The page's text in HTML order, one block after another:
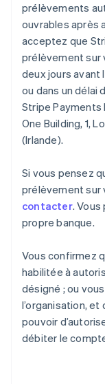
prélèvements
ouvrables après
acceptez que
prélèvement sur
deux jours avant
ou dans un délai
Stripe Payments
One Building, 1,
(Irlande).
Si vous pensez
prélèvement sur
contacter.
propre banque.
Vous confirmez
habilitée à
désigné ; ou
l’organisation,
pouvoir
débiter le